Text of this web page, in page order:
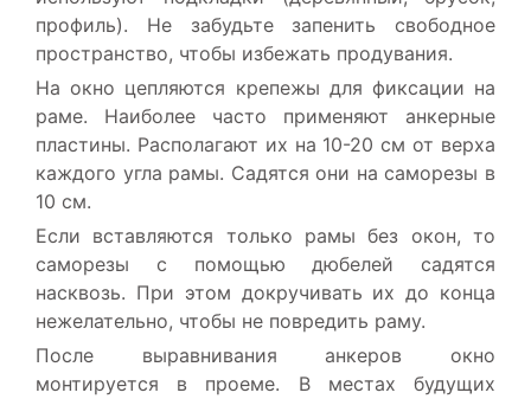
профиль). Не забудьте запенить свободное
пространство, чтобы избежать продувания.
На окно цепляются крепежы для фиксации на
раме. Наиболее часто применяют анкерные
пластины. Располагают их на 10-20 см от верха
каждого угла рамы. Садятся они на саморезы в
10 см.
Если вставляются только рамы без окон, то
саморезы с помощью дюбелей садятся
насквозь. При этом докручивать их до конца
нежелательно, чтобы не повредить раму.
После выравнивания анкеров окно
монтируется в проеме. В местах будущих